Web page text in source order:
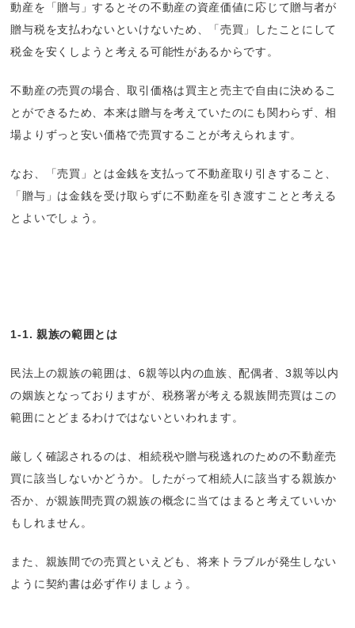
動産を「贈与」するとその不動産の資産価値に応じて贈与者が
贈与税を支払わないといけないため、「売買」したことにして
税金を安くしようと考える可能性があるからです。
不動産の売買の場合、取引価格は買主と売主で自由に決めるこ
とができるため、本来は贈与を考えていたのにも関わらず、相
場よりずっと安い価格で売買することが考えられます。
なお、「売買」とは金銭を支払って不動産取り引きすること、
「贈与」は金銭を受け取らずに不動産を引き渡すことと考える
とよいでしょう。
1-1. 親族の範囲とは
民法上の親族の範囲は、6親等以内の血族、配偶者、3親等以内
の姻族となっておりますが、税務署が考える親族間売買はこの
範囲にとどまるわけではないといわれます。
厳しく確認されるのは、相続税や贈与税逃れのための不動産売
買に該当しないかどうか。したがって相続人に該当する親族か
否か、が親族間売買の親族の概念に当てはまると考えていいか
もしれません。
また、親族間での売買といえども、将来トラブルが発生しない
ように契約書は必ず作りましょう。